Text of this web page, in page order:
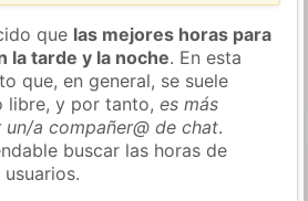
que las mejores horas para
la tarde y la noche. En esta
que, en general, se suele
libre, y por tanto,es más
a compañer@ de chat.
buscar las horas de